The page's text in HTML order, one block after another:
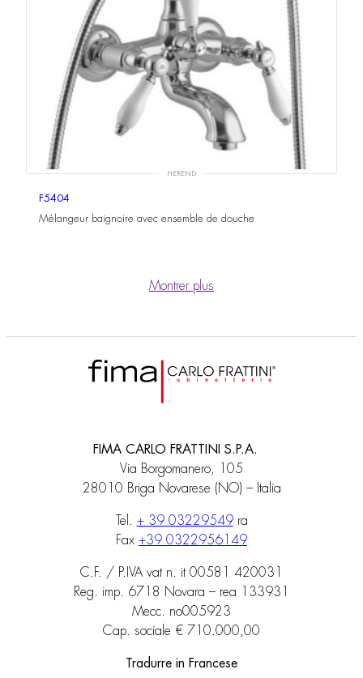
HEREND
F5404
Mélangeur baignoire avec ensemble de douche
Montrer plus
FIMA CARLO FRATTINI S.P.A.
Via Borgomanero, 105
28010 Briga Novarese (NO) – Italia
Tel. + 39 03229549ra
Fax +39 0322956149
C.F. / P.IVA vat n. it 00581 420031
Reg. imp. 6718 Novara – rea 133931
Mecc. no005923
Cap. sociale € 710.000,00
Tradurre in Francese